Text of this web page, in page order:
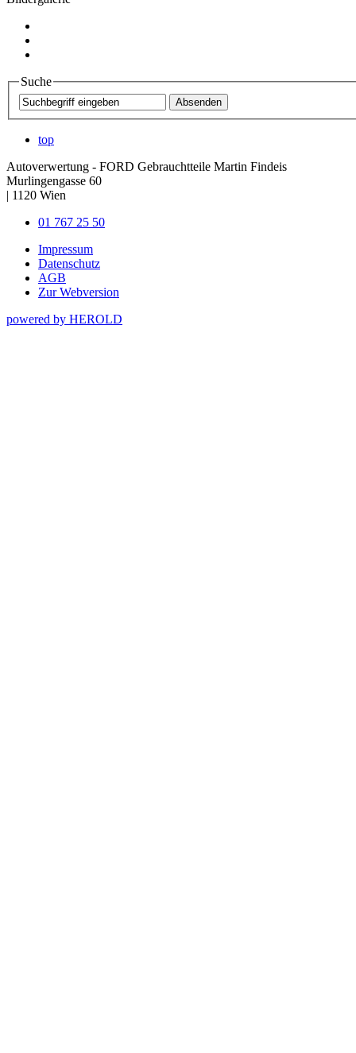
Suche
top
Autoverwertung - FORD Gebrauchtteile Martin Findeis
Murlingengasse 60
| 1120 Wien
01 767 25 50
Impressum
Datenschutz
AGB
Zur Webversion
powered by HEROLD